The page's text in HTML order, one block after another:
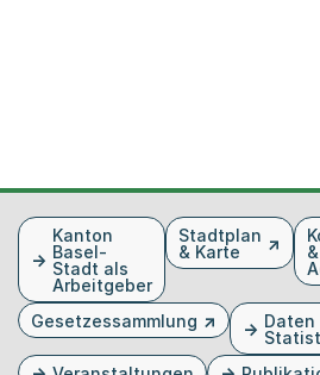
FusszeileKanton
Basel-
Stadt als
Arbeitgeber
Stadtplan
& Karte
&
Gesetzessammlung
Daten